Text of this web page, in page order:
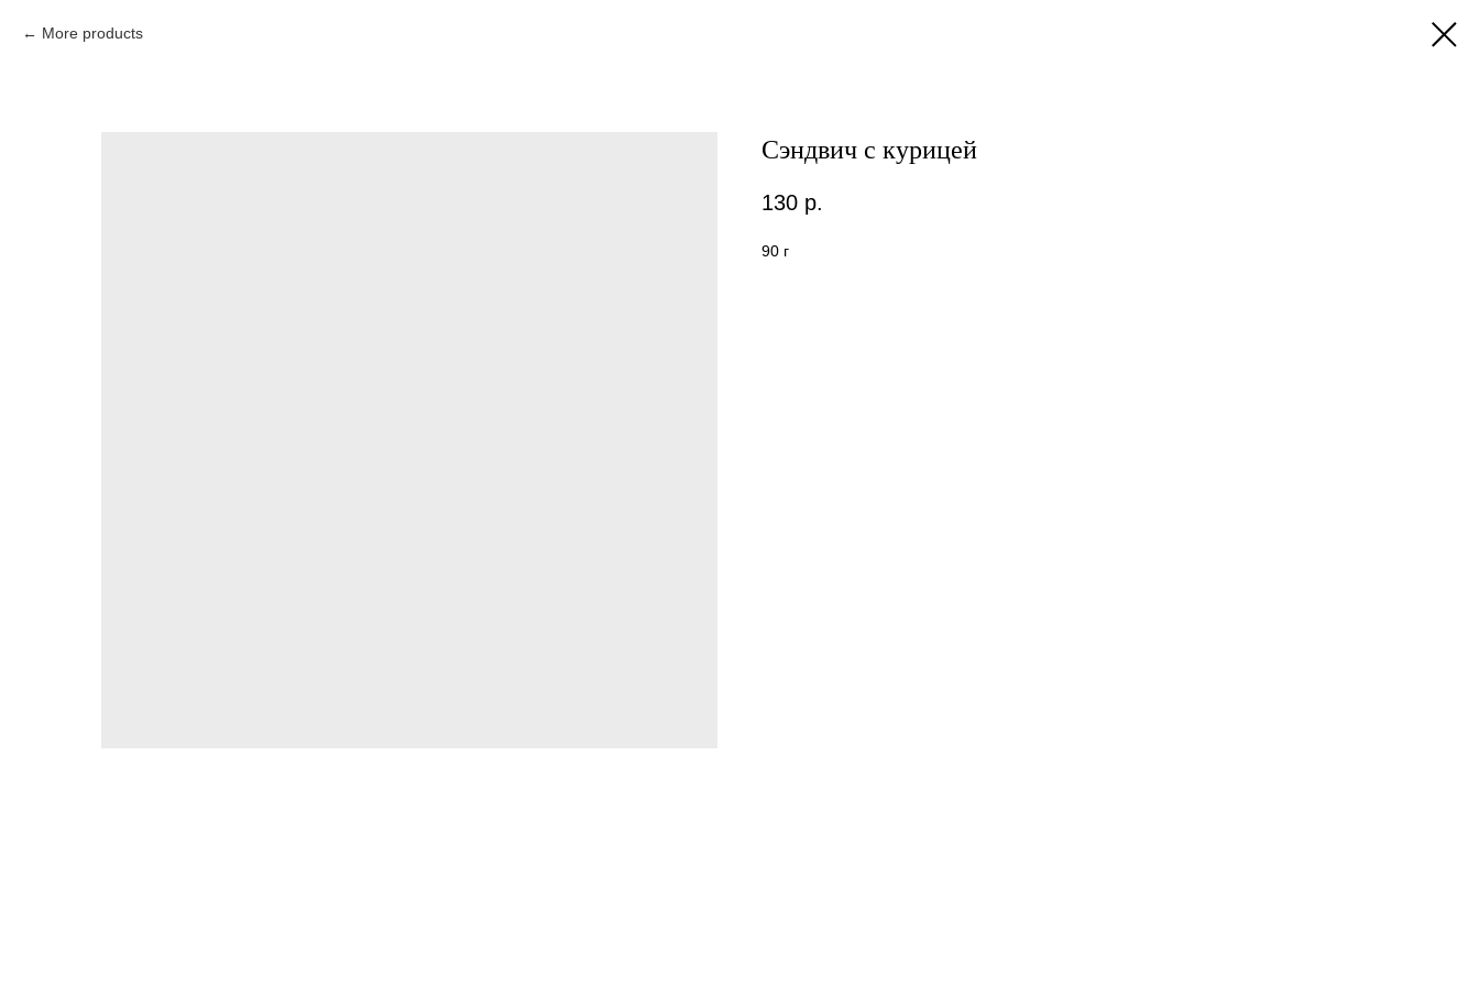
More products
Сэндвич с курицей
130 р.
90 г